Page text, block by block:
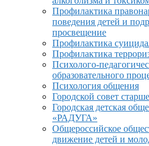
Профилактика
поведения детей и
просвещение
Профилактика
Профилактика
Психолого-
образовательного
Психология общения
Городской совет
Городская детская
«РАДУГА»
Общероссийское
движение детей и